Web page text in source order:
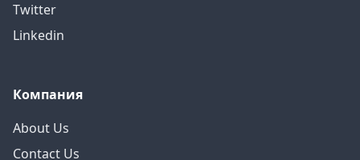
Twitter
Linkedin
Компания
About Us
Contact Us